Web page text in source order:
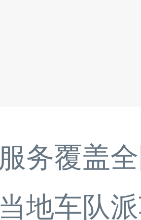
服务覆盖
当地车队